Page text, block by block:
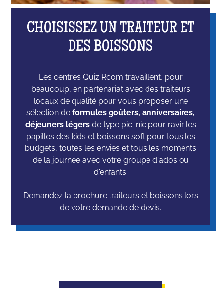
CHOISISSEZ UN TRAITEUR ET
DES BOISSONS
Les centres Quiz Room travaillent, pour
beaucoup, en partenariat avec des traiteurs
locaux de qualité pour vous proposer une
sélection de formules goûters, anniversaires,
déjeuners légers de type pic-nic pour ravir les
papilles des kids et boissons soft pour tous les
budgets, toutes les envies et tous les moments
de la journée avec votre groupe d'ados ou
d'enfants.
Demandez la brochure traiteurs et boissons lors
de votre demande de devis.